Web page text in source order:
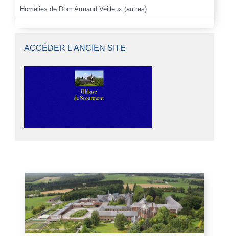
Homélies de Dom Armand Veilleux (autres)
ACCÉDER L'ANCIEN SITE